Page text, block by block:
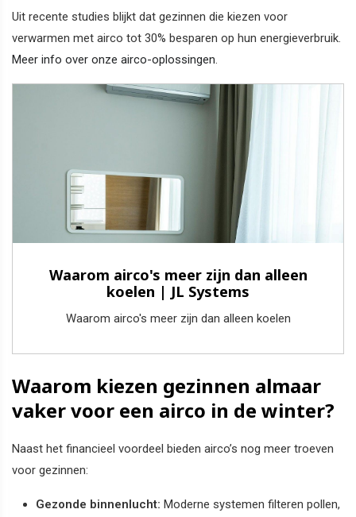
Uit recente studies blijkt dat gezinnen die kiezen voor
verwarmen met airco tot 30% besparen op hun energieverbruik.
Meer info over onze airco-oplossingen.
Waarom airco's meer zijn dan alleen
koelen | JL Systems
Waarom airco's meer zijn dan alleen koelen
Waarom kiezen gezinnen almaar
vaker voor een airco in de winter?
Naast het financieel voordeel bieden airco’s nog meer troeven
voor gezinnen:
Gezonde binnenlucht: Moderne systemen filteren pollen,